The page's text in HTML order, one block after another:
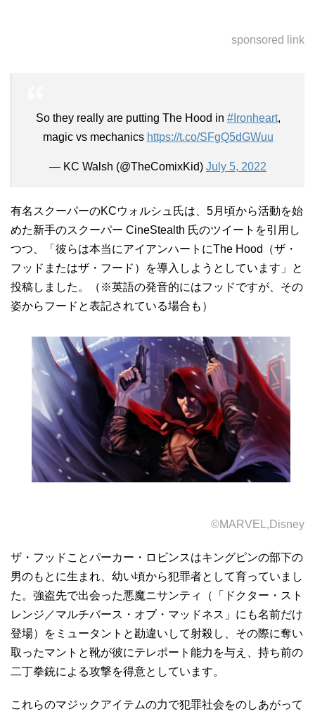
sponsored link
So they really are putting The Hood in #Ironheart,
magic vs mechanics https://t.co/SFgQ5dGWuu
— KC Walsh (@TheComixKid) July 5, 2022
有名スクーパーのKCウォルシュ氏は、5月頃から活動を始
めた新手のスクーパー CineStealth 氏のツイートを引用し
つつ、「彼らは本当にアイアンハートにThe Hood（ザ・
フッドまたはザ・フード）を導入しようとしています」と
投稿しました。（※英語の発音的にはフッドですが、その
姿からフードと表記されている場合も）
©MARVEL,Disney
ザ・フッドことパーカー・ロビンスはキングピンの部下の
男のもとに生まれ、幼い頃から犯罪者として育っていまし
た。強盗先で出会った悪魔ニサンティ（「ドクター・スト
レンジ／マルチバース・オブ・マッドネス」にも名前だけ
登場）をミュータントと勘違いして射殺し、その際に奪い
取ったマントと靴が彼にテレポート能力を与え、持ち前の
二丁拳銃による攻撃を得意としています。
これらのマジックアイテムの力で犯罪社会をのしあがって